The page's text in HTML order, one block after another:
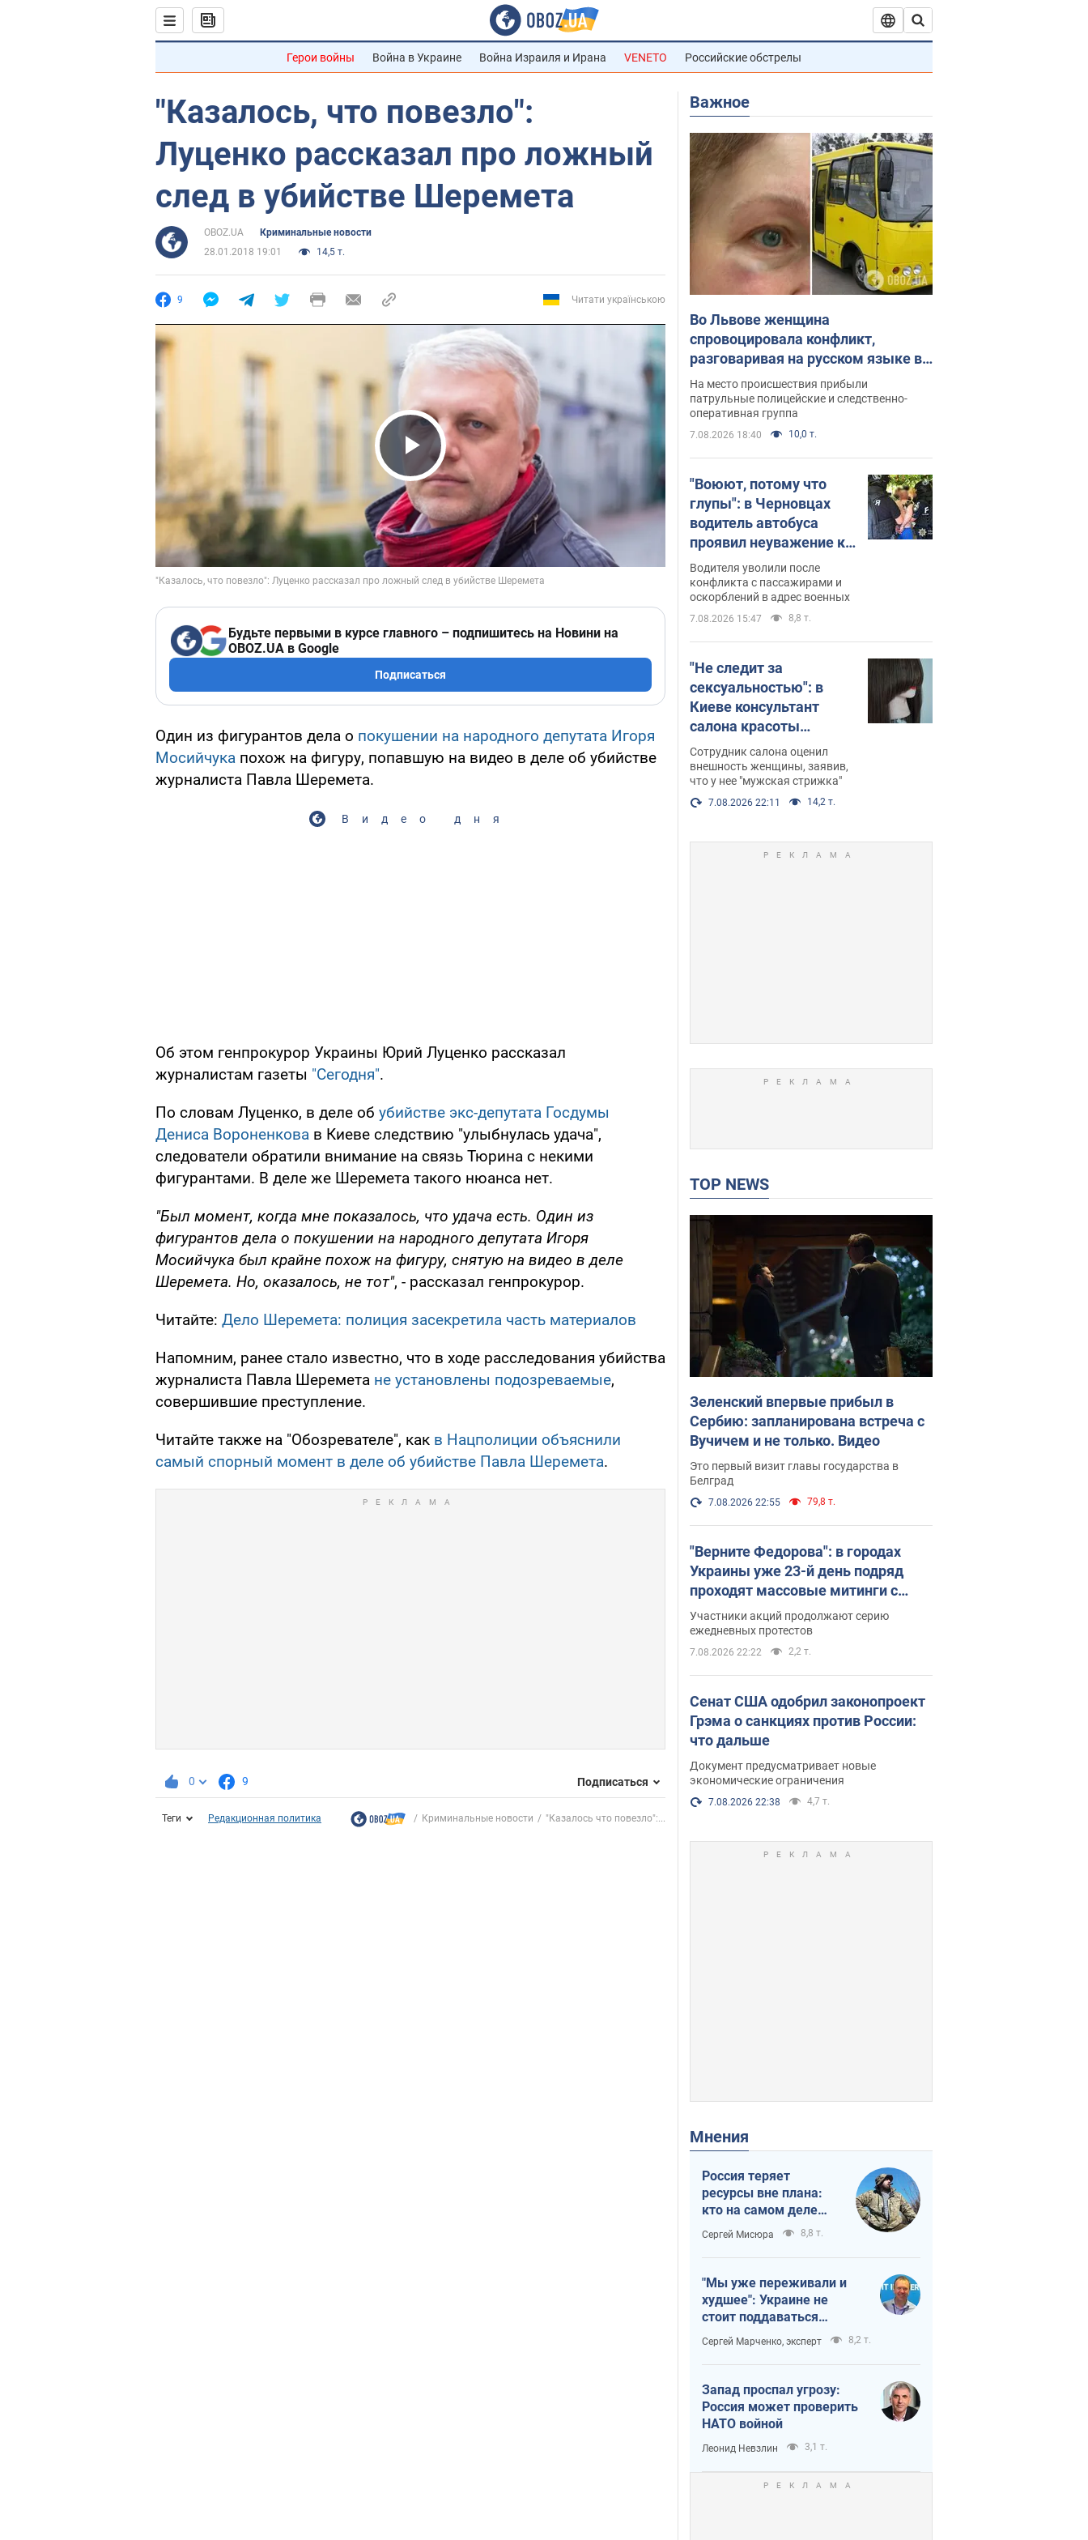
Герои войны Война в Украине Война Израиля и Ирана VENETO Российские обстрелы
"Казалось, что повезло":
Луценко рассказал про ложный
след в убийстве Шеремета
OBOZ.UA
Криминальные новости
28.01.2018 19:01
14,5 т.
9 Читати українською
Play Video
Будьте первыми в курсе главного – подпишитесь на Новини на
OBOZ.UA в Google
Подписаться
Один из фигурантов дела о покушении на народного депутата Игоря
Мосийчука похож на фигуру, попавшую на видео в деле об убийстве
журналиста Павла Шеремета.
Видео дня
Об этом генпрокурор Украины Юрий Луценко рассказал
журналистам газеты "Сегодня".
По словам Луценко, в деле об убийстве экс-депутата Госдумы
Дениса Вороненкова в Киеве следствию "улыбнулась удача",
следователи обратили внимание на связь Тюрина с некими
фигурантами. В деле же Шеремета такого нюанса нет.
"Был момент, когда мне показалось, что удача есть. Один из
фигурантов дела о покушении на народного депутата Игоря
Мосийчука был крайне похож на фигуру, снятую на видео в деле
Шеремета. Но, оказалось, не тот", - рассказал генпрокурор.
Читайте: Дело Шеремета: полиция засекретила часть материалов
Напомним, ранее стало известно, что в ходе расследования убийства
журналиста Павла Шеремета не установлены подозреваемые,
совершившие преступление.
Читайте также на "Обозревателе", как в Нацполиции объяснили
самый спорный момент в деле об убийстве Павла Шеремета.
0 9 Подписаться
Теги Редакционная политика Криминальные новости "Казалось что повезло":...
Важное
Во Львове женщина
спровоцировала конфликт,
разговаривая на русском языке в
маршрутке: полиция составила
административный протокол.
Видео
На место происшествия прибыли
патрульные полицейские и следственно-
оперативная группа
7.08.2026 18:40 10,0 т.
"Воюют, потому что
глупы": в Черновцах
водитель автобуса
проявил неуважение к
украинским военным и
поплатился за это.
Видео
Водителя уволили после
конфликта с пассажирами и
оскорблений в адрес военных
7.08.2026 15:47 8,8 т.
"Не следит за
сексуальностью": в
Киеве консультант
салона красоты
оскорбил женщину
после химиотерапии,
разгорелся скандал.
Фото
Сотрудник салона оценил
внешность женщины, заявив,
что у нее "мужская стрижка"
7.08.2026 22:11 14,2 т.
TOP NEWS
Зеленский впервые прибыл в
Сербию: запланирована встреча с
Вучичем и не только. Видео
Это первый визит главы государства в
Белград
7.08.2026 22:55 79,8 т.
"Верните Федорова": в городах
Украины уже 23-й день подряд
проходят массовые митинги с
плакатами. Фото и видео
Участники акций продолжают серию
ежедневных протестов
7.08.2026 22:22 2,2 т.
Сенат США одобрил законопроект
Грэма о санкциях против России:
что дальше
Документ предусматривает новые
экономические ограничения
7.08.2026 22:38 4,7 т.
Мнения
Россия теряет
ресурсы вне плана:
кто на самом деле
диктует темп войны
Сергей Мисюра 8,8 т.
"Мы уже переживали и
худшее": Украине не
стоит поддаваться
отчаянию из-за
ракетного террора
Сергей Марченко, эксперт 8,2 т.
Запад проспал угрозу:
Россия может проверить
НАТО войной
Леонид Невзлин 3,1 т.